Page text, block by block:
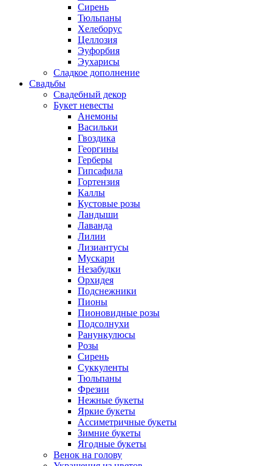
Сирень
Тюльпаны
Хелеборус
Целлозия
Эуфорбия
Эухарисы
Сладкое дополнение
Свадьбы
Свадебный декор
Букет невесты
Анемоны
Васильки
Гвоздика
Георгины
Герберы
Гипсафила
Гортензия
Каллы
Кустовые розы
Ландыши
Лаванда
Лилии
Лизиантусы
Мускари
Незабудки
Орхидея
Подснежники
Пионы
Пионовидные розы
Подсолнухи
Ранункулюсы
Розы
Сирень
Суккуленты
Тюльпаны
Фрезии
Нежные букеты
Яркие букеты
Ассиметричные букеты
Зимние букеты
Ягодные букеты
Венок на голову